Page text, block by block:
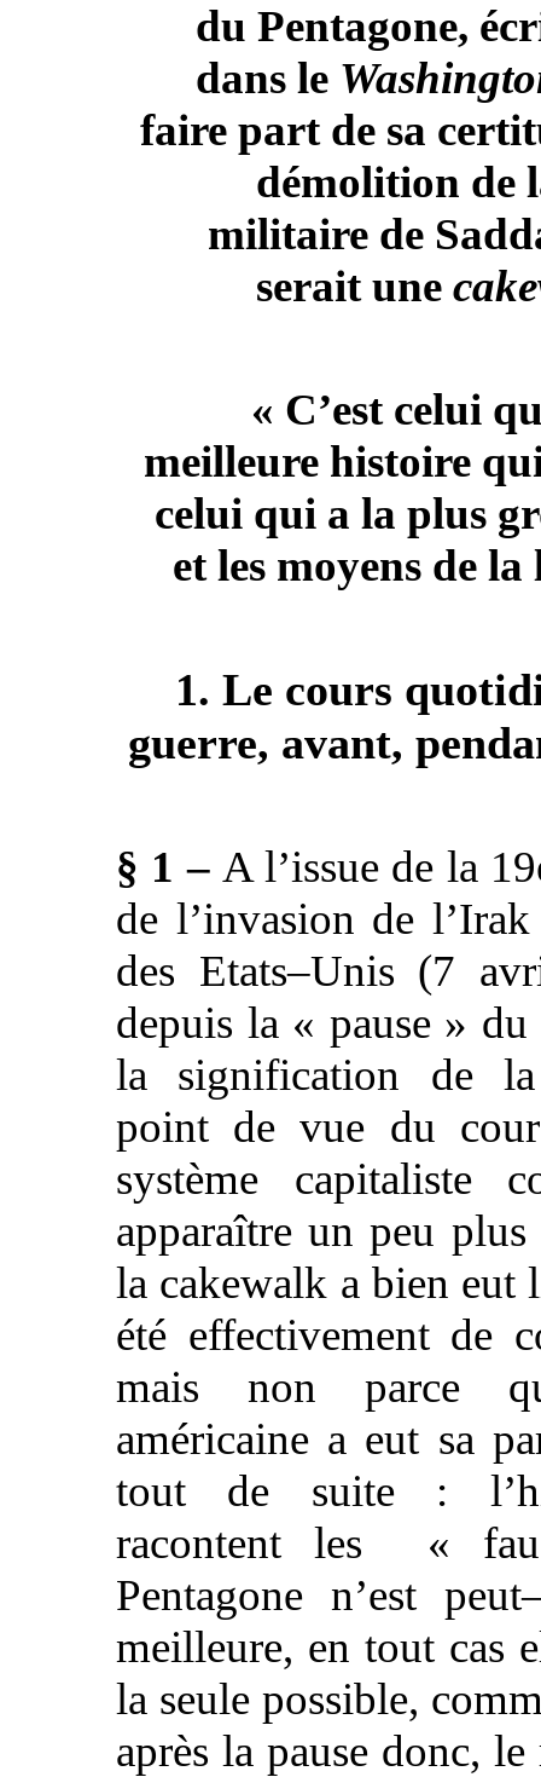
du Pentagone,
dans le
faire part de sa
démolition de
militaire de
serait une
« C’est celui
meilleure histoire
celui qui a la plus
et les moyens de
1. Le cours
guerre, avant,
§ 1 – A l’issue de la
de l’invasion de l’Irak
des Etats–Unis (7
depuis la « pause »
la signification de
point de vue du
système capitaliste
apparaître un peu
la cakewalk a bien eut
été effectivement de
mais non parce
américaine a eut sa
tout de suite :
racontent les «
Pentagone n’est
meilleure, en tout cas
la seule possible,
après la pause donc,